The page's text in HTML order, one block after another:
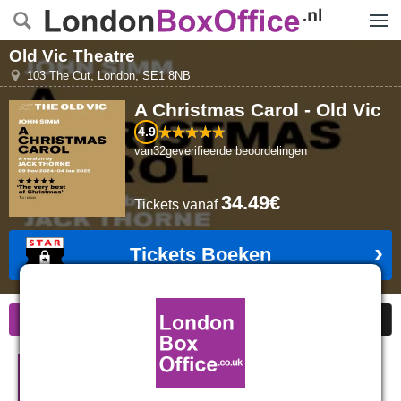
Old Vic Theatre
103 The Cut, London,SE1 8NB
A Christmas Carol - Old Vic
4.9
van32geverifieerde beoordelingen
Tickets vanaf34.49€
Tickets Boeken
Goedkope kaarten
A Christmas Carol - Old Vic in